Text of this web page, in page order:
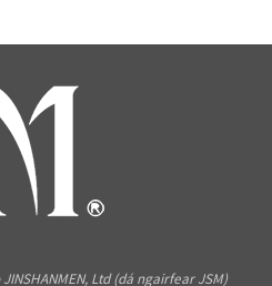
Ltd (dá ngairfear JSM)